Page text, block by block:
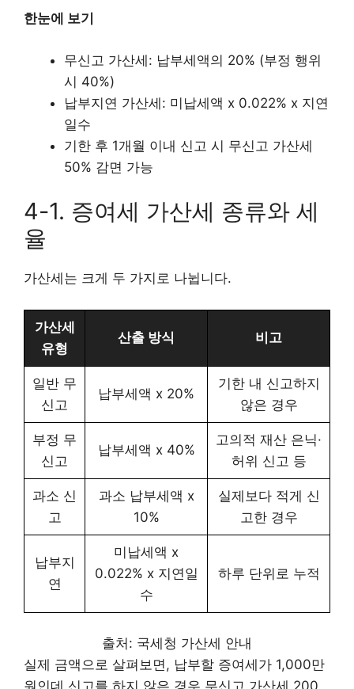
한눈에 보기
무신고 가산세: 납부세액의 20% (부정 행위
시 40%)
납부지연 가산세: 미납세액 x 0.022% x 지연
일수
기한 후 1개월 이내 신고 시 무신고 가산세
50% 감면 가능
4-1. 증여세 가산세 종류와 세
율
가산세는 크게 두 가지로 나뉩니다.
가산세
유형
산출 방식 비고
일반 무
신고
납부세액 x 20%
기한 내 신고하지
않은 경우
부정 무
신고
납부세액 x 40%
고의적 재산 은닉·
허위 신고 등
과소 신
고
과소 납부세액 x
10%
실제보다 적게 신
고한 경우
납부지
연
미납세액 x
0.022% x 지연일
수
하루 단위로 누적
출처: 국세청 가산세 안내
실제 금액으로 살펴보면, 납부할 증여세가 1,000만